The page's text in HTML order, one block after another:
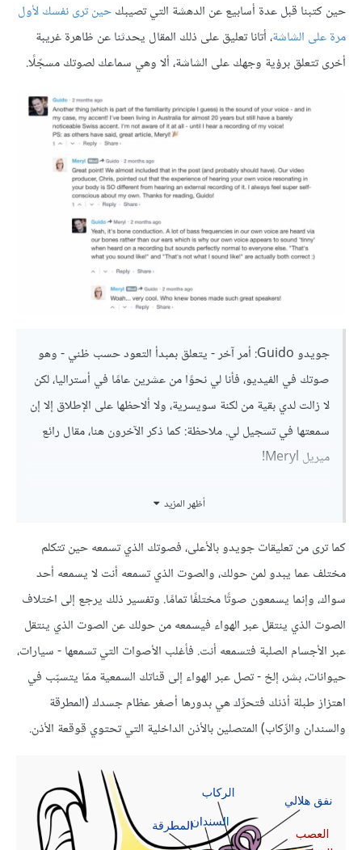
حين كتبنا قبل عدة أسابيع عن الدهشة التي تصيبكحين ترى نفسك ﻷول
مرة على الشاشة، أتانا تعليق على ذلك المقال يحدثنا عن ظاهرة غريبة
أخرى تتعلق برؤية وجهك على الشاشة، أﻻ وهي سماعك لصوتك مسجّلًا.
جويدو Guido: أمر آخر - يتعلق بمبدأ التعود حسب ظني - وهو
صوتك في الفيديو، فأنا لي نحوًا من عشرين عامًا في أستراليا، لكن
ﻻ زالت لدي بقية من لكنة سويسرية، وﻻ ألاحظها على الإطلاق إﻻ إن
سمعتها في تسجيل لي. ملاحظة: كما ذكر الآخرون هنا، مقال رائع
ميريل Meryl!
ميريل: رائع!، لقد كدنا نتحدث عن هذا في المقال - وربما كان
تجربة سماعك لصوتك في جسدك مختلفة عن سماعه من
تسجيل خارجي. وأنا ألاحظ الأمر كثيرًا في صوتي الخاص.
شكرًا على قراءتك للمقال جويدو.
جويدو: نعم، يعود السبب إلى وصول الصوت إلى
اﻷذن عبر العظام، فنحن نسمع طبقات صوت جهيرة
في عظامنا عوضًا عن آذاننا، ولهذا فإن أصواتنا تبدو
وكأنها سُجّلت بجودة سيئة حين نسمعها من تسجيلات
خارجية، رغم أنها تبدو طبيعية تمامًا لمن حولنا. لهذا
فإن كلًا من “هذا هو صوتك الطبيعي” و”ليس هذا
صوتي الحقيقي!” صحيحتان تمامًا.
أظهر المزيد
أظهر المزيد
أظهر المزيد
كما ترى من تعليقات جويدو بالأعلى، فصوتك الذي تسمعه حين تتكلم
مختلف عما يبدو لمن حولك، والصوت الذي تسمعه أنت ﻻ يسمعه أحد
سواك، وإنما يسمعون صوتًا مختلفًا تمامًا. وتفسير ذلك يرجع إلى اختلاف
الصوت الذي ينتقل عبر الهواء فيسمعه من حولك عن الصوت الذي ينتقل
عبر الأجسام الصلبة فتسمعه أنت. فأغلب الأصوات التي تسمعها - سيارات،
حيوانات، بشر، إلخ - تصل عبر الهواء إلى قناتك السمعية ممّا يتسبّب في
اهتزاز طبلة أذنك فتحرِّك هي بدورها أصغر عظام جسدك (المطرقة
والسندان والرِّكاب) المتصلين باﻷذن الداخلية التي تحتوي قوقعة الأذن.